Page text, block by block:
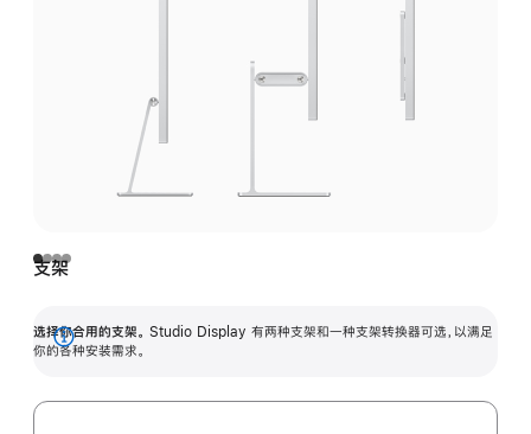
支架
选择你合用的支架。 Studio Display 有两种支架和一种支架转换器可选，以满足
你的各种安装需求。
展